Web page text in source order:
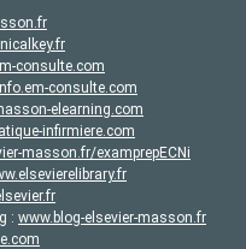
consulte.com
consulte.com
elearning.com
infirmiere.com
masson.fr/examprepECNi
: www.blog-elsevier-masson.fr